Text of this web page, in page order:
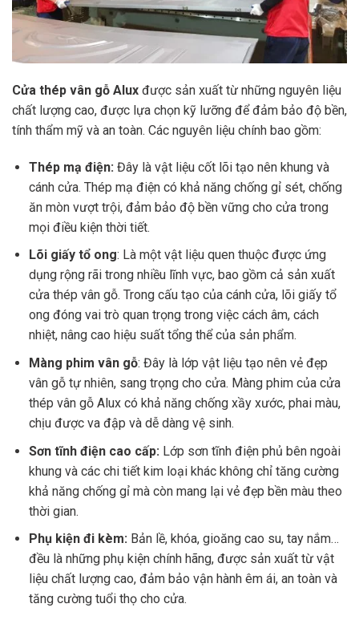
Cửa thép vân gỗ Alux được sản xuất từ những nguyên liệu
chất lượng cao, được lựa chọn kỹ lưỡng để đảm bảo độ bền,
tính thẩm mỹ và an toàn. Các nguyên liệu chính bao gồm:
Thép mạ điện: Đây là vật liệu cốt lõi tạo nên khung và
cánh cửa. Thép mạ điện có khả năng chống gỉ sét, chống
ăn mòn vượt trội, đảm bảo độ bền vững cho cửa trong
mọi điều kiện thời tiết.
Lõi giấy tổ ong: Là một vật liệu quen thuộc được ứng
dụng rộng rãi trong nhiều lĩnh vực, bao gồm cả sản xuất
cửa thép vân gỗ. Trong cấu tạo của cánh cửa, lõi giấy tổ
ong đóng vai trò quan trọng trong việc cách âm, cách
nhiệt, nâng cao hiệu suất tổng thể của sản phẩm.
Màng phim vân gỗ: Đây là lớp vật liệu tạo nên vẻ đẹp
vân gỗ tự nhiên, sang trọng cho cửa. Màng phim của cửa
thép vân gỗ Alux có khả năng chống xầy xước, phai màu,
chịu được va đập và dễ dàng vệ sinh.
Sơn tĩnh điện cao cấp: Lớp sơn tĩnh điện phủ bên ngoài
khung và các chi tiết kim loại khác không chỉ tăng cường
khả năng chống gỉ mà còn mang lại vẻ đẹp bền màu theo
thời gian.
Phụ kiện đi kèm: Bản lề, khóa, gioăng cao su, tay nắm…
đều là những phụ kiện chính hãng, được sản xuất từ vật
liệu chất lượng cao, đảm bảo vận hành êm ái, an toàn và
tăng cường tuổi thọ cho cửa.